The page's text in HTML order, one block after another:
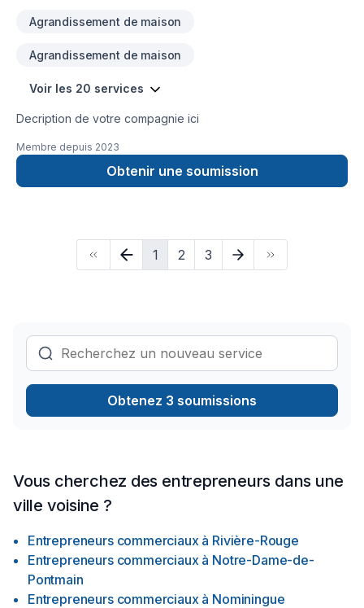
Agrandissement de maison
Agrandissement de maison
Voir les 20 services
Decription de votre compagnie ici
Membre depuis 2023
Obtenir une soumission
1 2 3
Obtenez 3 soumissions
Vous cherchez des entrepreneurs dans une
ville voisine ?
Entrepreneurs commerciaux à Rivière-Rouge
Entrepreneurs commerciaux à Notre-Dame-de-
Pontmain
Entrepreneurs commerciaux à Nominingue